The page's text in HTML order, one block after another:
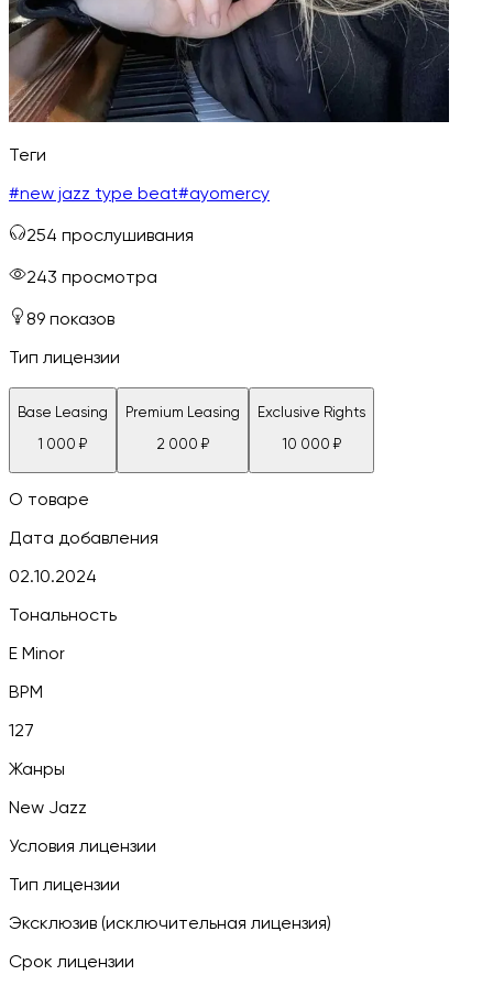
Теги
#new jazz type beat#ayomercy
254 прослушивания
243 просмотра
89 показов
Тип лицензии
Base Leasing
1 000 ₽
Premium Leasing
2 000 ₽
Exclusive Rights
10 000 ₽
О товаре
Дата добавления
02.10.2024
Тональность
E Minor
BPM
127
Жанры
New Jazz
Условия лицензии
Тип лицензии
Эксклюзив (исключительная лицензия)
Срок лицензии